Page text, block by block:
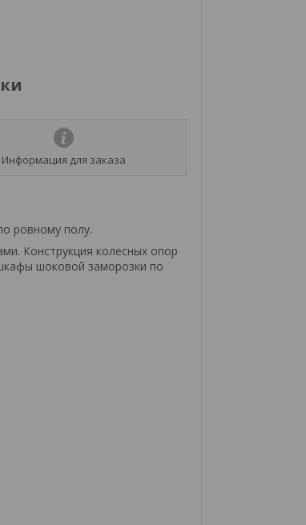
Информация для заказа
ровному полу.
Конструкция колесных опор
шоковой заморозки по